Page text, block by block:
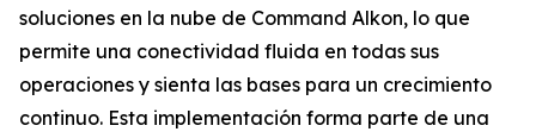
soluciones en la nube de Command Alkon, lo que
permite una conectividad fluida en todas sus
operaciones y sienta las bases para un crecimiento
continuo. Esta implementación forma parte de una